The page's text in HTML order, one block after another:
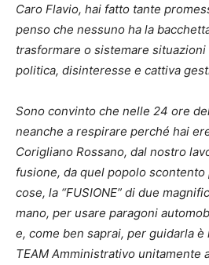
Caro Flavio, hai fatto tante
penso che nessuno ha la
trasformare o sistemare
politica, disinteresse e cattiva
Sono convinto che nelle 24 ore
neanche a respirare perché hai
Corigliano Rossano, dal nostro
fusione, da quel popolo scontento
cose, la “FUSIONE” di due
mano, per usare paragoni
e, come ben saprai, per guidarla
TEAM Amministrativo unitamente